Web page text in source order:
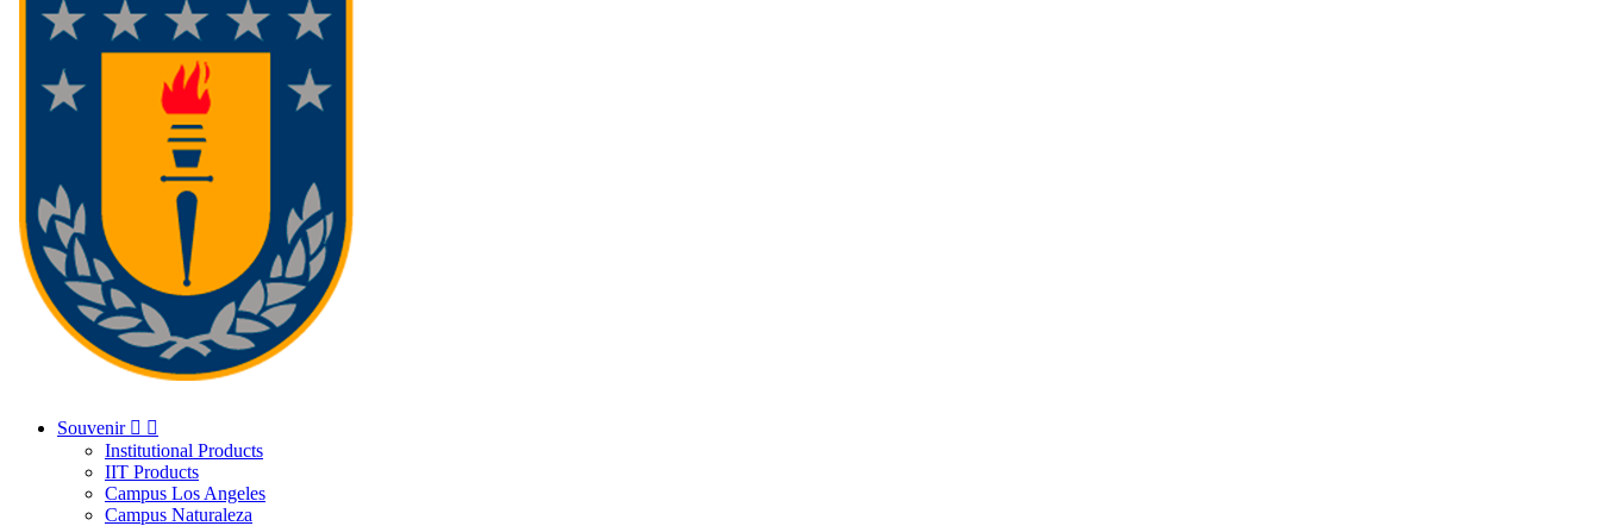
Souvenir  
Institutional Products
IIT Products
Campus Los Angeles
Campus Naturaleza